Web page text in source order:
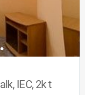
IEC, 2k t